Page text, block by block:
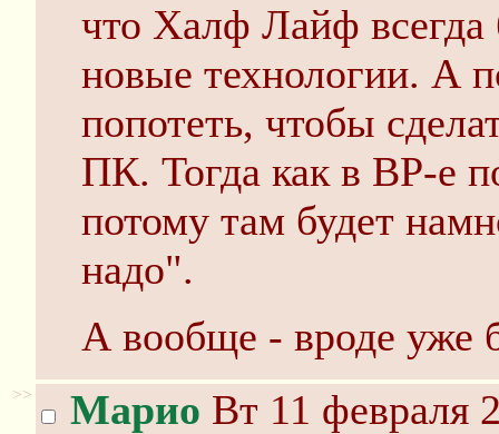
что Халф Лайф
новые технологии. А
попотеть, чтобы
ПК. Тогда как в ВР-е
потому там будет
надо".
А вообще - вроде уже
>> Марио Вт 11 февраля